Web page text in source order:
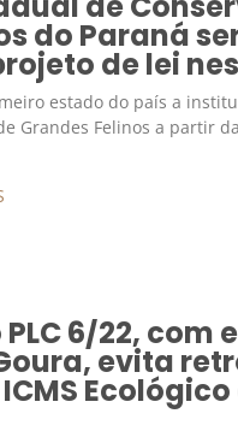
do Paraná
de lei
estado do país a
Grandes Felinos a partir
6/22, com
evita